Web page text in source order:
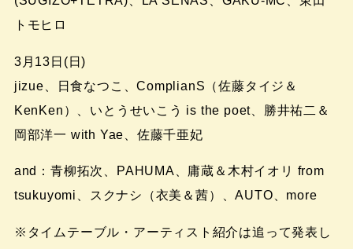
トモヒロ
3月13日(日)
jizue、日食なつこ、ComplianS（佐藤タイジ＆
KenKen）、いとうせいこう is the poet、勝井祐二＆
岡部洋一 with Yae、佐藤千亜妃
and：青柳拓次、PAHUMA、庸蔵＆木村イオリ from
tsukuyomi、スクナシ（衣美＆茜）、AUTO、more
※タイムテーブル・アーティスト紹介は追って発表し